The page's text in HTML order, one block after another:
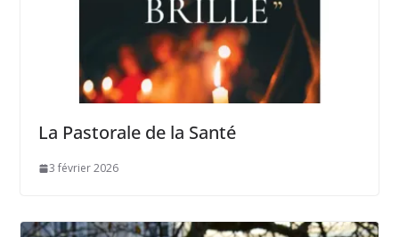
La Pastorale de la Santé
3 février 2026